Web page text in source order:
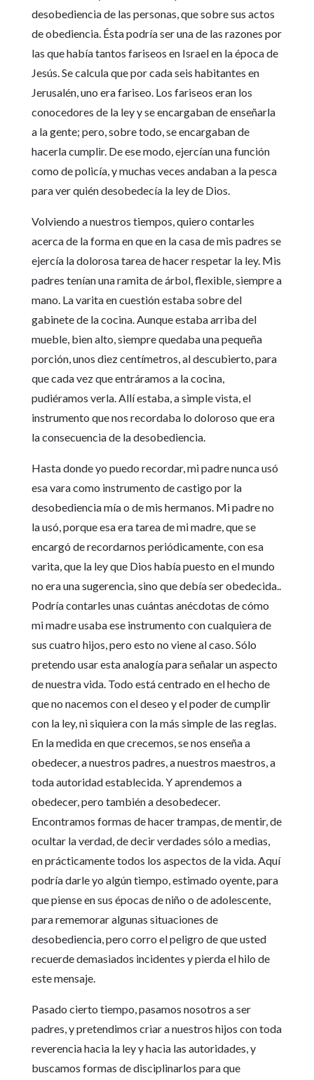
desobediencia de las personas, que sobre sus actos
de obediencia. Ésta podría ser una de las razones por
las que había tantos fariseos en Israel en la época de
Jesús. Se calcula que por cada seis habitantes en
Jerusalén, uno era fariseo. Los fariseos eran los
conocedores de la ley y se encargaban de enseñarla
a la gente; pero, sobre todo, se encargaban de
hacerla cumplir. De ese modo, ejercían una función
como de policía, y muchas veces andaban a la pesca
para ver quién desobedecía la ley de Dios.
Volviendo a nuestros tiempos, quiero contarles
acerca de la forma en que en la casa de mis padres se
ejercía la dolorosa tarea de hacer respetar la ley. Mis
padres tenían una ramita de árbol, flexible, siempre a
mano. La varita en cuestión estaba sobre del
gabinete de la cocina. Aunque estaba arriba del
mueble, bien alto, siempre quedaba una pequeña
porción, unos diez centímetros, al descubierto, para
que cada vez que entráramos a la cocina,
pudiéramos verla. Allí estaba, a simple vista, el
instrumento que nos recordaba lo doloroso que era
la consecuencia de la desobediencia.
Hasta donde yo puedo recordar, mi padre nunca usó
esa vara como instrumento de castigo por la
desobediencia mía o de mis hermanos. Mi padre no
la usó, porque esa era tarea de mi madre, que se
encargó de recordarnos periódicamente, con esa
varita, que la ley que Dios había puesto en el mundo
no era una sugerencia, sino que debía ser obedecida..
Podría contarles unas cuántas anécdotas de cómo
mi madre usaba ese instrumento con cualquiera de
sus cuatro hijos, pero esto no viene al caso. Sólo
pretendo usar esta analogía para señalar un aspecto
de nuestra vida. Todo está centrado en el hecho de
que no nacemos con el deseo y el poder de cumplir
con la ley, ni siquiera con la más simple de las reglas.
En la medida en que crecemos, se nos enseña a
obedecer, a nuestros padres, a nuestros maestros, a
toda autoridad establecida. Y aprendemos a
obedecer, pero también a desobedecer.
Encontramos formas de hacer trampas, de mentir, de
ocultar la verdad, de decir verdades sólo a medias,
en prácticamente todos los aspectos de la vida. Aquí
podría darle yo algún tiempo, estimado oyente, para
que piense en sus épocas de niño o de adolescente,
para rememorar algunas situaciones de
desobediencia, pero corro el peligro de que usted
recuerde demasiados incidentes y pierda el hilo de
este mensaje.
Pasado cierto tiempo, pasamos nosotros a ser
padres, y pretendimos criar a nuestros hijos con toda
reverencia hacia la ley y hacia las autoridades, y
buscamos formas de disciplinarlos para que